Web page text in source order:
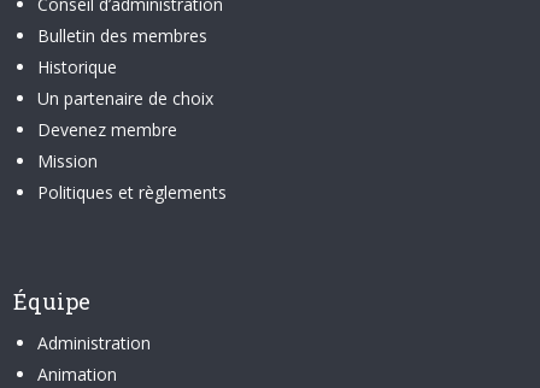
Conseil d’administration
Bulletin des membres
Historique
Un partenaire de choix
Devenez membre
Mission
Politiques et règlements
Équipe
Administration
Animation